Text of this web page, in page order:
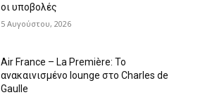
οι υποβολές
5 Αυγούστου, 2026
Air France – La Première: Το
ανακαινισμένο lounge στο Charles de
Gaulle